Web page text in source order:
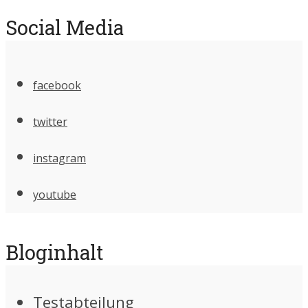
Social Media
facebook
twitter
instagram
youtube
Bloginhalt
Testabteilung